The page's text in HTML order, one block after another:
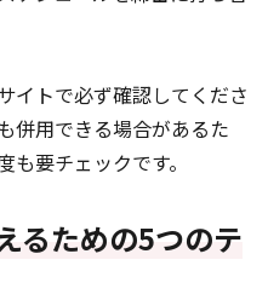
イトで必ず確認してくださ
併用できる場合があるた
要チェックです。
るための5つのテ